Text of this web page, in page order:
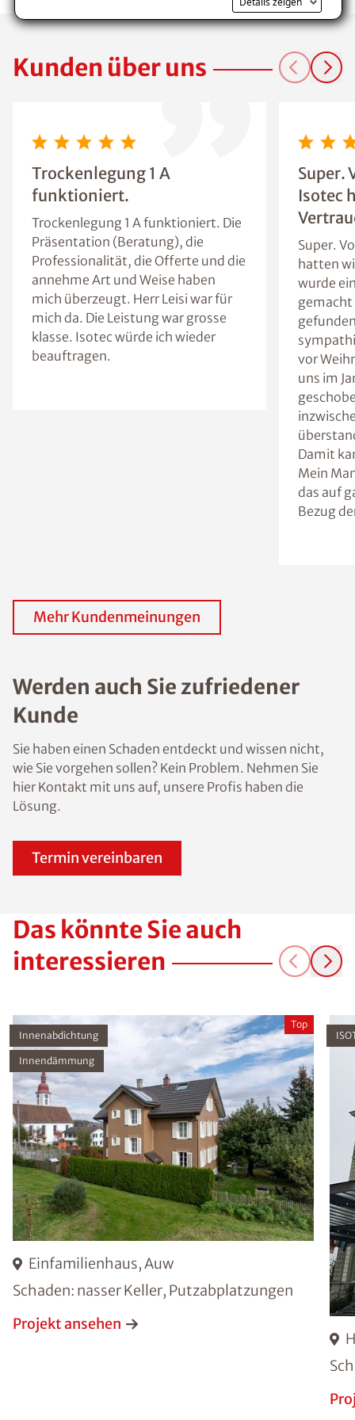
Kunden über uns
Trockenlegung 1 A
funktioniert.
Trockenlegung 1 A funktioniert. Die
Präsentation (Beratung), die
Professionalität, die Offerte und die
annehme Art und Weise haben
mich überzeugt. Herr Leisi war für
mich da. Die Leistung war grosse
klasse. Isotec würde ich wieder
beauftragen.
Super.
Isotec
Super.
hatten
wurde
gemacht
vor
uns im
Damit
Mein
das auf
Bezug
Mehr Kundenmeinungen
Werden auch Sie zufriedener
Kunde
Sie haben einen Schaden entdeckt und wissen nicht,
wie Sie vorgehen sollen? Kein Problem. Nehmen Sie
hier Kontakt mit uns auf, unsere Profis haben die
Lösung.
Termin vereinbaren
Das könnte Sie auch
interessieren
Einfamilienhaus, Auw
Schaden: nasser Keller, Putzabplatzungen
Innenabdichtung
Innendämmung
Top
Projekt ansehen